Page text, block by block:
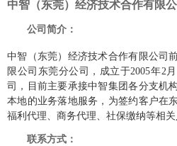
中智（东莞）经济技术合作有限公
公司简介：
中智（东莞）经济技术合作有限公司
限公司东莞分公司，成立于2005年2
司，目前主要承接中智集团各分支机
本地的业务落地服务，为签约客户在
福利代理、商务代理、社保缴纳等相关
联系方式：